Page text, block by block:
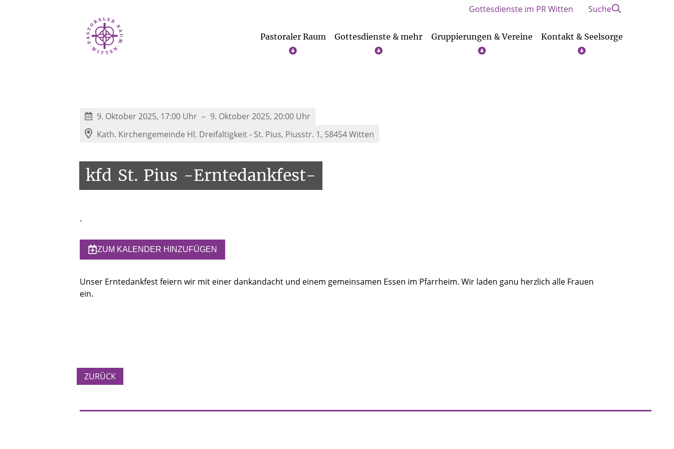
Pastoraler Raum Gottesdienste & mehr Gruppierungen & Vereine Kontakt & Seelsorge
Gottesdienste im PR Witten Suche
9. Oktober 2025, 17:00 Uhr
9. Oktober 2025, 20:00 Uhr
Kath. Kirchengemeinde Hl. Dreifaltigkeit - St. Pius, Piusstr. 1, 58454 Witten
kfd St. Pius -Erntedankfest-
.
ZUM KALENDER HINZUFÜGEN
Unser Erntedankfest feiern wir mit einer dankandacht und einem gemeinsamen Essen im Pfarrheim. Wir laden ganu herzlich alle Frauen
ein.
ZURÜCK